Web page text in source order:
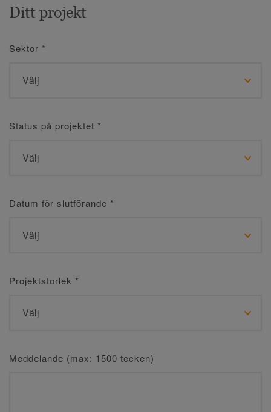
Ditt projekt
Sektor *
Status på projektet *
Datum för slutförande *
Projektstorlek *
Meddelande (max: 1500 tecken)